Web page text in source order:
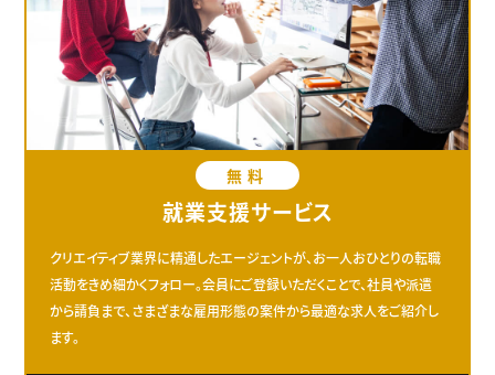
無料
就業支援サービス
クリエイティブ業界に精通したエージェントが、お一人おひとりの転職
活動をきめ細かくフォロー。会員にご登録いただくことで、社員や派遣
から請負まで、さまざまな雇用形態の案件から最適な求人をご紹介し
ます。